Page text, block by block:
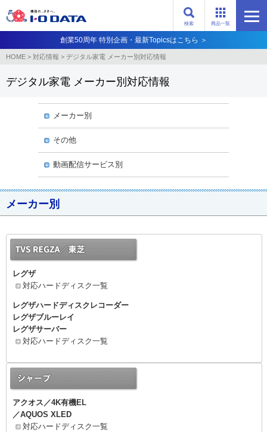
商品一覧
検索
創業50周年 特別企画・最新Topicsはこちら ＞
HOME > 対応情報 > デジタル家電 メーカー別対応情報
デジタル家電 メーカー別対応情報
メーカー別
その他
動画配信サービス別
メーカー別
レグザ
対応ハードディスク一覧
レグザハードディスクレコーダー
レグザブルーレイ
レグザサーバー
対応ハードディスク一覧
アクオス／4K有機EL
／AQUOS XLED
対応ハードディスク一覧